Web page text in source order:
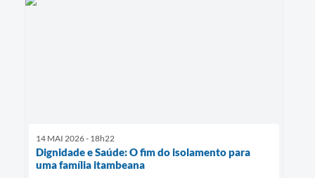
14 MAI 2026 - 18h22
Dignidade e Saúde: O fim do isolamento para
uma família itambeana